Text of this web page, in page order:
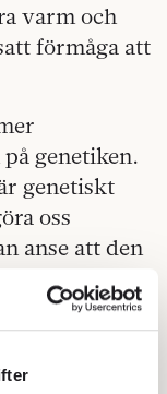
varm och
förmåga att
genetiken.
genetiskt
oss
anse att den
och ges